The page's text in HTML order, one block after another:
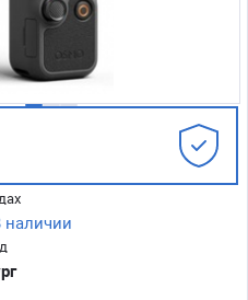
наличии